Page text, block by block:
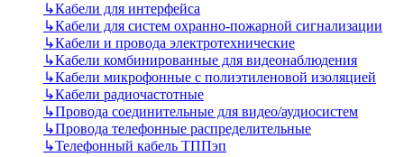
↳Кабели для интерфейса
↳Кабели для систем охранно-пожарной сигнализации
↳Кабели и провода электротехнические
↳Кабели комбинированные для видеонаблюдения
↳Кабели микрофонные с полиэтиленовой изоляцией
↳Кабели радиочастотные
↳Провода соединительные для видео/аудиосистем
↳Провода телефонные распределительные
↳Телефонный кабель ТППэп